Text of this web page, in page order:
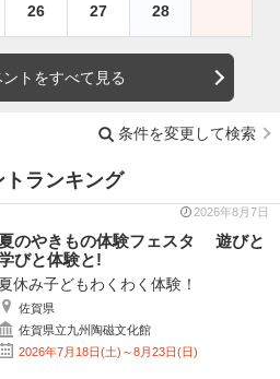
26 27 28
トをすべて見る
条件を変更して検索
トランキング
2026年8月7日
のやきもの体験フェスタ 遊びと
びと体験と!
夏休み子どもわくわく体験！
佐賀県
佐賀県立九州陶磁文化館
2026年7月18日(土)～8月23日(日)